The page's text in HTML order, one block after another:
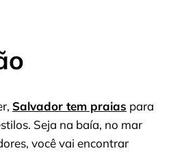
Salvador tem praias para
Seja na baía, no mar
você vai encontrar